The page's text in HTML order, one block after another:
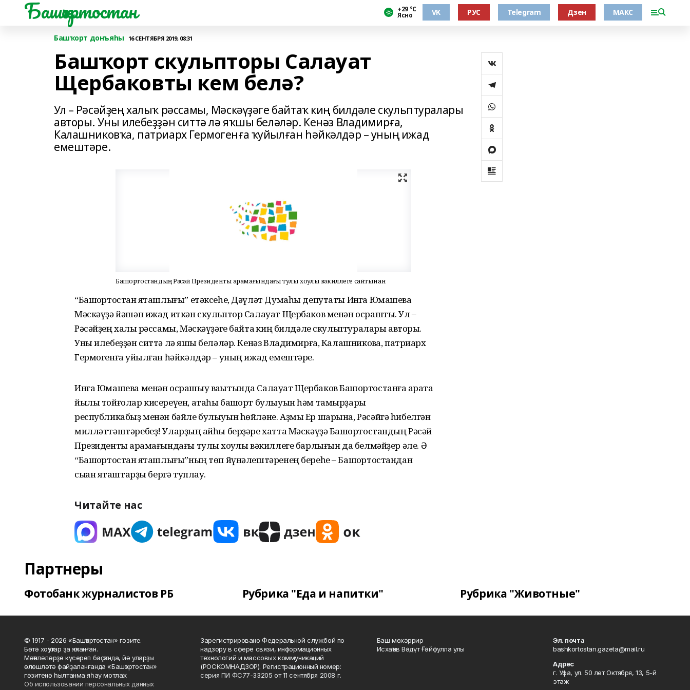
Башҡортостан +29 °С
Ясно VK РУС Telegram Дзен МАКС
Башҡорт донъяһы 16 СЕНТЯБРЯ 2019, 08:31
Башҡорт скульпторы Салауат
Щербаковты кем белә?
Ул – Рәсәйҙең халыҡ рәссамы, Мәскәүҙәге байтаҡ киң билдәле скульптуралары
авторы. Уны илебеҙҙән ситтә лә яҡшы беләләр. Кенәз Владимирға,
Калашниковҡа, патриарх Гермогенға ҡуйылған һәйкәлдәр – уның ижад
емештәре.
Башҡортостандың Рәсәй Президенты ҡарамағындағы тулы хоҡуҡлы вәкиллеге сайтынан
“Башҡортостан яҡташлығы” етәксеһе, Дәүләт Думаһы депутаты Инга Юмашева
Мәскәүҙә йәшәп ижад иткән скульптор Салауат Щербаков менән осрашты. Ул –
Рәсәйҙең халыҡ рәссамы, Мәскәүҙәге байтаҡ киң билдәле скульптуралары авторы.
Уны илебеҙҙән ситтә лә яҡшы беләләр. Кенәз Владимирға, Калашниковҡа, патриарх
Гермогенға ҡуйылған һәйкәлдәр – уның ижад емештәре.
Инга Юмашева менән осрашыу ваҡытында Салауат Щербаков Башҡортостанға ҡарата
йылы тойғолар кисереүен, атаһы башҡорт булыуын һәм тамырҙары
республикабыҙ менән бәйле булыуын һөйләне. Аҙмы Ер шарына, Рәсәйгә һибелгән
милләттәштәребеҙ! Уларҙың ҡайһы берҙәре хатта Мәскәүҙә Башҡортостандың Рәсәй
Президенты ҡарамағындағы тулы хоҡуҡлы вәкиллеге барлығын да белмәйҙер әле. Ә
“Башҡортостан яҡташлығы”ның төп йүнәлештәренең береһе – Башҡортостандан
сыҡҡан яҡташтарҙы бергә туплау.
Читайте нас
Партнеры
Фотобанк журналистов РБ Рубрика "Еда и напитки" Рубрика "Животные"
© 1917 - 2026 «Башҡортостан» гәзите.
Бөтә хоҡуҡтар ҙа яҡланған.
Мәҡәләләрҙе күсереп баҫҡанда, йә уларҙы
өлөшләтә файҙаланғанда «Башҡортостан»
гәзитенә һылтанма яһау мотлаҡ.
Об использовании персональных данных
Зарегистрировано Федеральной службой по
надзору в сфере связи, информационных
технологий и массовых коммуникаций
(РОСКОМНАДЗОР). Регистрационный номер:
серия ПИ ФС77-33205 от 11 сентября 2008 г.
Баш мөхәррир
Исхаҡов Вәдүт Ғәйфулла улы
Эл. почта
bashkortostan.gazeta@mail.ru
Адрес
г. Уфа, ул. 50 лет Октября, 13, 5-й
этаж